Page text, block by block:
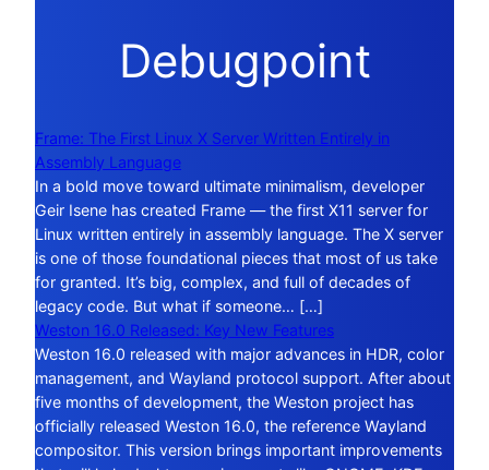
Debugpoint
Frame: The First Linux X Server Written Entirely in
Assembly Language
In a bold move toward ultimate minimalism, developer
Geir Isene has created Frame — the first X11 server for
Linux written entirely in assembly language. The X server
is one of those foundational pieces that most of us take
for granted. It’s big, complex, and full of decades of
legacy code. But what if someone… […]
Weston 16.0 Released: Key New Features
Weston 16.0 released with major advances in HDR, color
management, and Wayland protocol support. After about
five months of development, the Weston project has
officially released Weston 16.0, the reference Wayland
compositor. This version brings important improvements